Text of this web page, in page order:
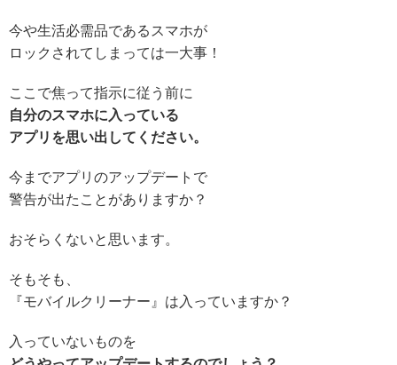
今や生活必需品であるスマホが
ロックされてしまっては一大事！
ここで焦って指示に従う前に
自分のスマホに入っている
アプリを思い出してください。
今までアプリのアップデートで
警告が出たことがありますか？
おそらくないと思います。
そもそも、
『モバイルクリーナー』は入っていますか？
入っていないものを